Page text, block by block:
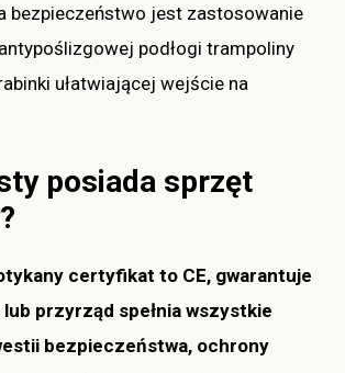
bezpieczeństwo jest zastosowanie
podłogi trampoliny
ułatwiającej wejście na
posiada sprzęt
certyfikat to CE, gwarantuje
lub przyrząd spełnia wszystkie
bezpieczeństwa, ochrony